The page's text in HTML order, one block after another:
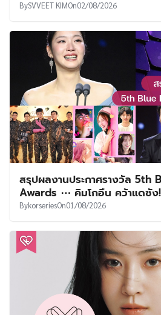
BySVVEET KIMOn02/08/2026
สรุปผลงานประกาศรางวัล 5th
Awards ⋯ คิมโกอึน คว้าแดซัง!
BykorseriesOn01/08/2026